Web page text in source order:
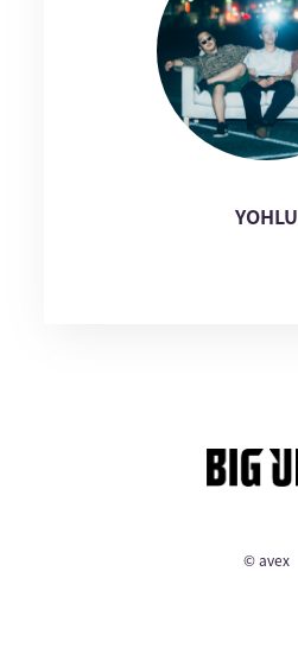
YOHLU
© avex